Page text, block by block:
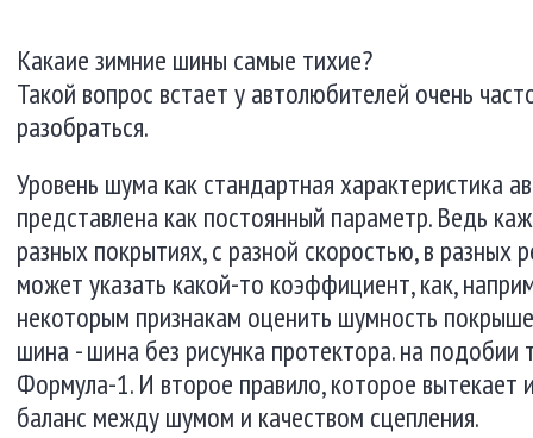
Какаие зимние шины самые тихие?
Такой вопрос встает у автолюбителей очень
разобраться.
Уровень шума как стандартная характеристика
представлена как постоянный параметр. Ведь
разных покрытиях, с разной скоростью, в
может указать какой-то коэффициент, как,
некоторым признакам оценить шумность
шина - шина без рисунка протектора. на подобии
Формула-1. И второе правило, которое вытекает
баланс между шумом и качеством сцепления.